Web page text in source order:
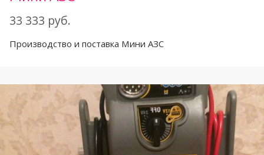
33 333 руб.
Производство и поставка Мини АЗС